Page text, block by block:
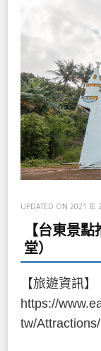
UPDATED ON 2021 年
【台東景
堂）
【旅遊資訊
https://
tw/